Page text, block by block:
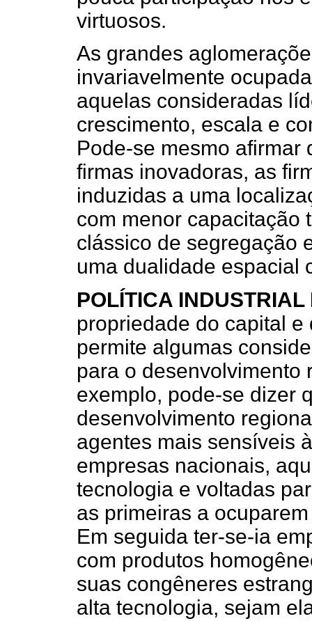
virtuosos.
As grandes
invariavelmente
aquelas consideradas
crescimento, escala e
Pode-se mesmo afirmar
firmas inovadoras, as
induzidas a uma
com menor capacitação
clássico de segregação
uma dualidade espacial
POLÍTICA
propriedade do capital
permite algumas
para o desenvolvimento
exemplo, pode-se dizer
desenvolvimento
agentes mais sensíveis
empresas nacionais,
tecnologia e voltadas
as primeiras a
Em seguida ter-se-ia
com produtos
suas congêneres
alta tecnologia, sejam